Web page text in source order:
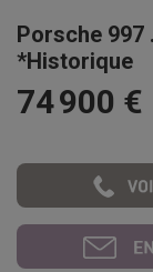
Porsche 997
*Historique
74 900 €